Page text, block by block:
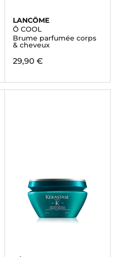
LANCÔME
Ô COOL
Brume parfumée corps
& cheveux
29,90 €